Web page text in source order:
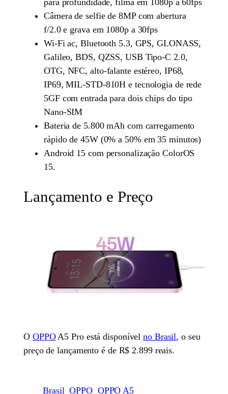
para profundidade, filma em 1080p a 60fps
Câmera de selfie de 8MP com abertura
f/2.0 e grava em 1080p a 30fps
Wi-Fi ac, Bluetooth 5.3, GPS, GLONASS,
Galileo, BDS, QZSS, USB Tipo-C 2.0,
OTG, NFC, alto-falante estéreo, IP68,
IP69, MIL-STD-810H e tecnologia de rede
5GF com entrada para dois chips do tipo
Nano-SIM
Bateria de 5.800 mAh com carregamento
rápido de 45W (0% a 50% em 35 minutos)
Android 15 com personalização ColorOS
15.
Lançamento e Preço
O OPPOA5 Pro está disponívelno Brasil, o seu
preço de lançamento é de R$ 2.899 reais.
Brasil OPPO OPPO A5